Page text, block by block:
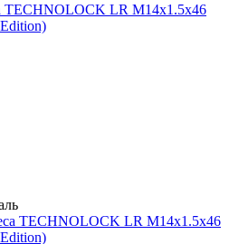
TECHNOLOCK LR М14x1.5x46